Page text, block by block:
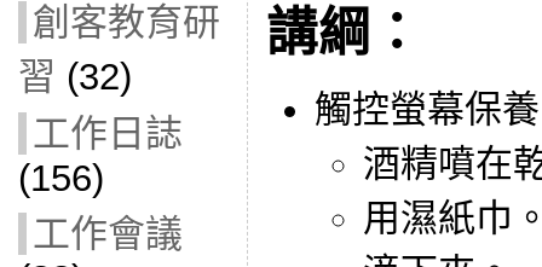
創客教育研
習 (32)
工作日誌
(156)
工作會議
講綱：
觸控螢幕保
酒精噴在
用濕紙巾